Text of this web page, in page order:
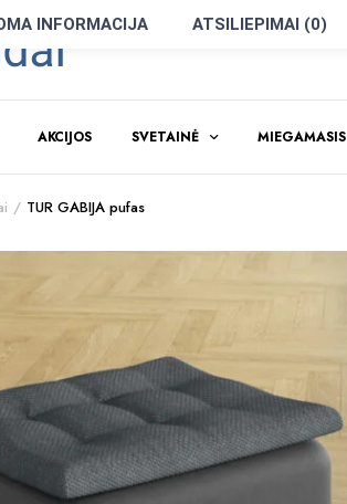
AKCIJOS SVETAINĖ MIEGAMASIS
TUR GABIJA pufas
INFORMACIJA ATSILIEPIMAI (0)